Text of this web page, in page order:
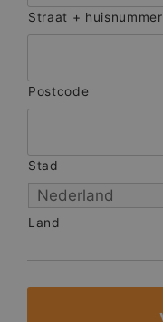
Straat + huisnummer
Postcode
Stad
Land